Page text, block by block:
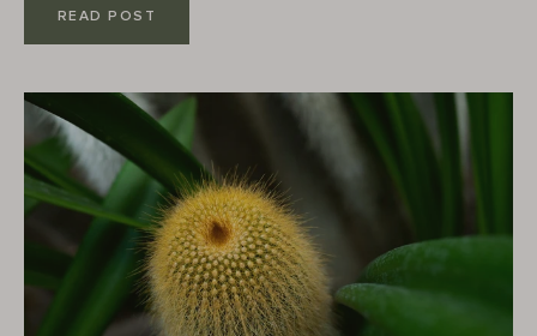
READ POST